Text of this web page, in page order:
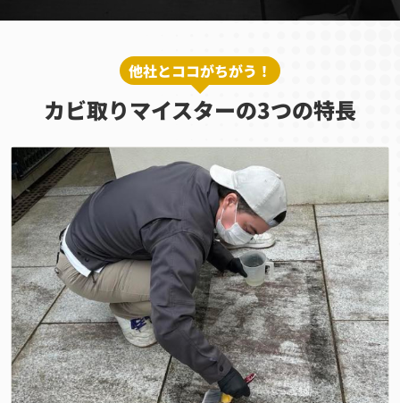
他社とココがちがう！
カビ取りマイスターの3つの特長